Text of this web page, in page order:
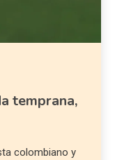
temprana,
colombiano y